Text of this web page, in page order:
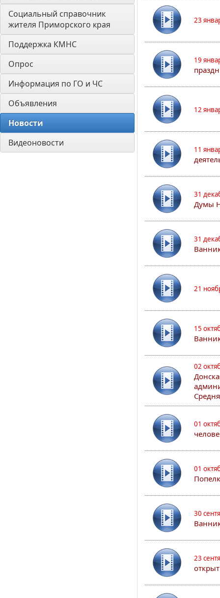
Социальный справочник
жителя Приморского края
Поддержка КМНС
Опрос
Информация по ГО и ЧС
Объявления
Новости
Видеоновости
23
19
12
11
31
Думы
31
21
15
02
01
01
30
23